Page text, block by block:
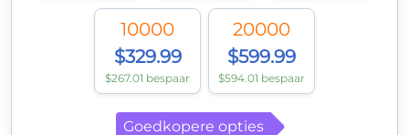
10000
$329.99
$267.01 bespaar
20000
$599.99
$594.01 bespaar
Goedkopere opties